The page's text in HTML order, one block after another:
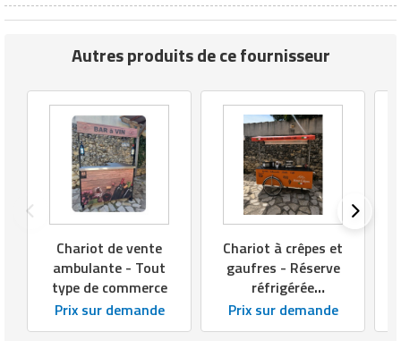
Largeur (cm)
90 cm
Type de toit
Toit amovible
Matériau de
structure
Structure en inox
Matériau de
couverture
Toile PVC
Capacité de
présentation
de bacs de
glace
6 bacs de 5 litres
Capacité
Autres produits de ce fournisseur
Chariot de vente
ambulante - Tout
type de commerce
Prix sur demande
Chariot à crêpes et
gaufres - Réserve
réfrigérée
tropicalisée -
Dimensions :
Prix sur demande